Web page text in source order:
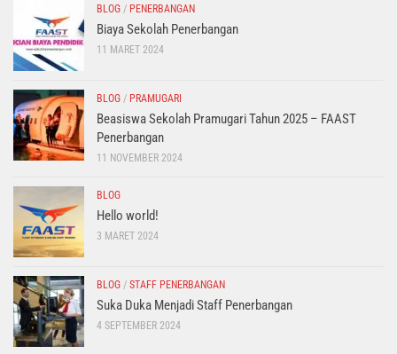
BLOG / PENERBANGAN
Biaya Sekolah Penerbangan
11 MARET 2024
BLOG / PRAMUGARI
Beasiswa Sekolah Pramugari Tahun 2025 – FAAST
Penerbangan
11 NOVEMBER 2024
BLOG
Hello world!
3 MARET 2024
BLOG / STAFF PENERBANGAN
Suka Duka Menjadi Staff Penerbangan
4 SEPTEMBER 2024